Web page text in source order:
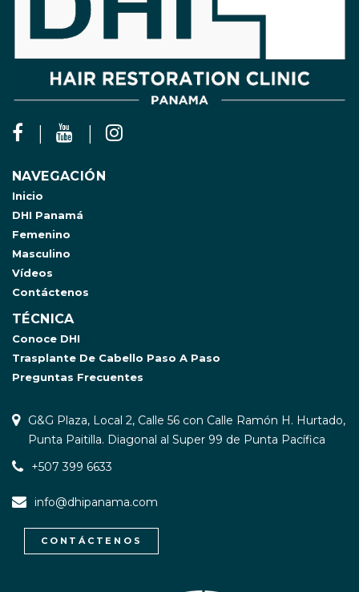
NAVEGACIÓN
Inicio
DHI Panamá
Femenino
Masculino
Vídeos
Contáctenos
TÉCNICA
Conoce DHI
Trasplante De Cabello Paso A Paso
Preguntas Frecuentes
G&G Plaza, Local 2, Calle 56 con Calle Ramón H. Hurtado,
Punta Paitilla. Diagonal al Super 99 de Punta Pacífica
+507 399 6633
info@dhipanama.com
CONTÁCTENOS